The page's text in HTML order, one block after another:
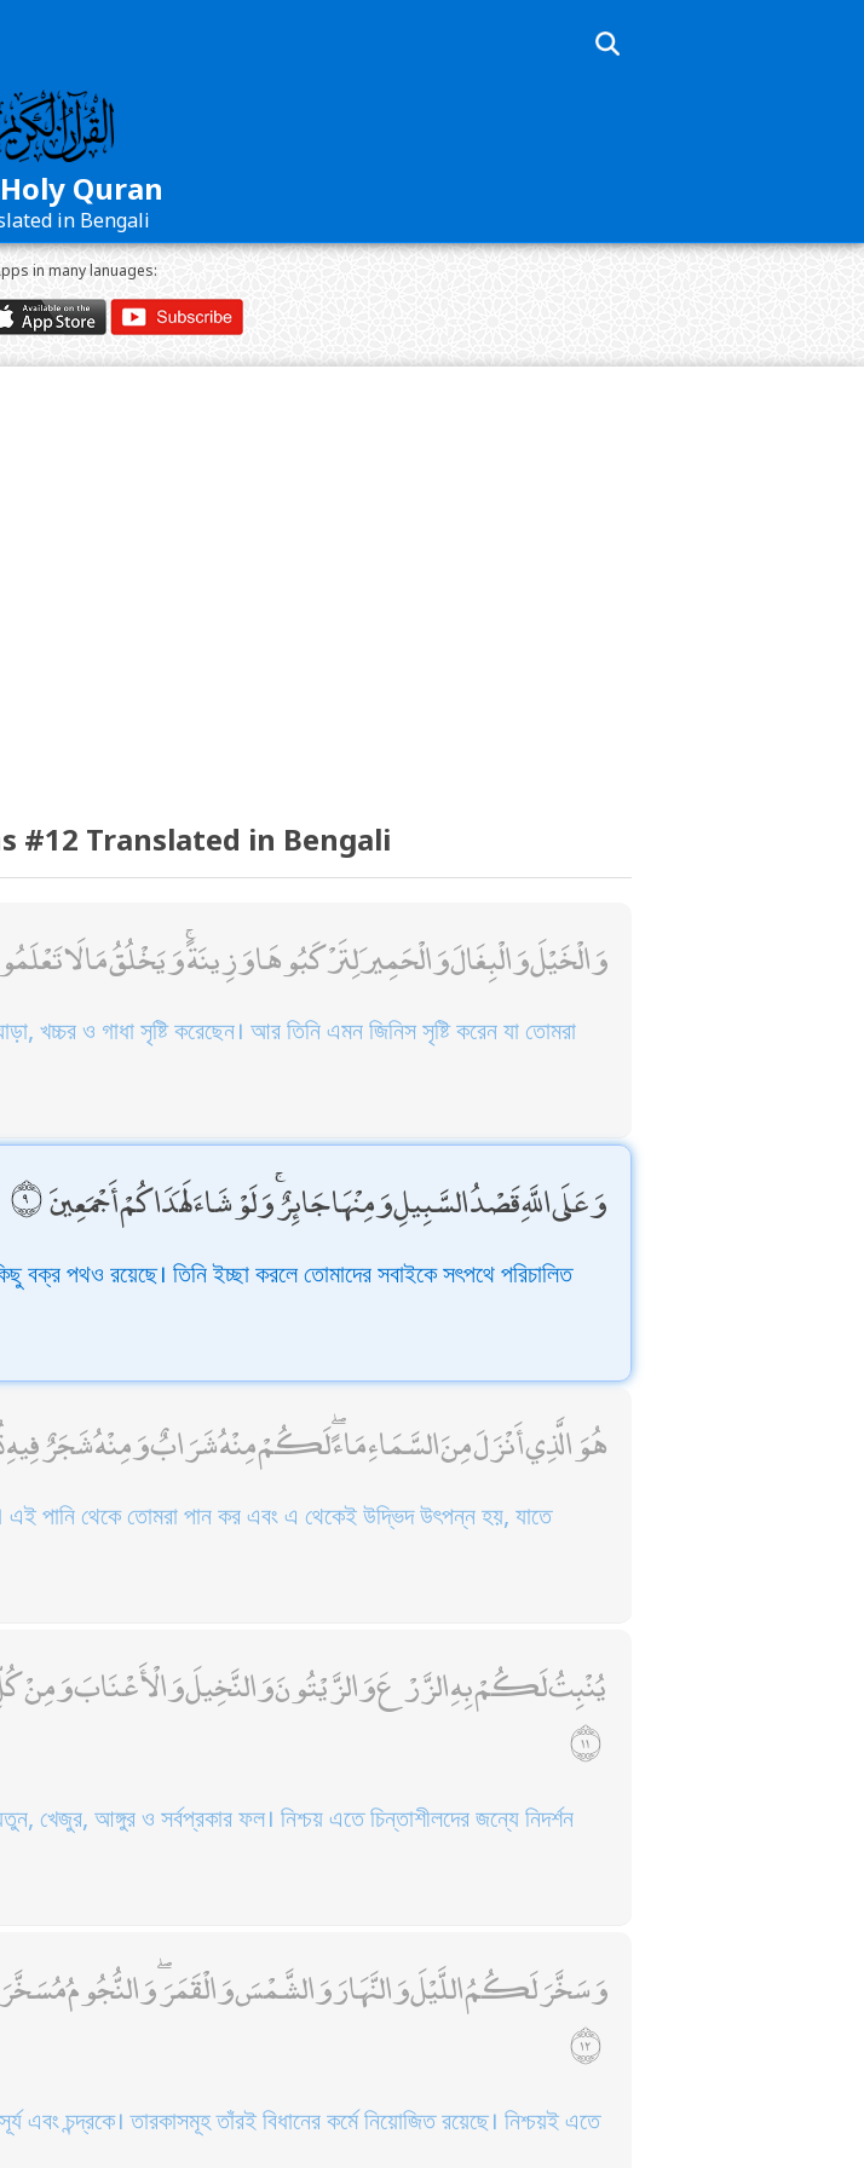
Quran
in Bengali
in many lanuages:
#12 Translated in Bengali
وَالْخَيْلَ وَالْبِغَالَ وَالْحَمِيرَ لِتَرْكَبُوهَا وَزِينَةً ۚ وَيَخْلُقُ مَا لَا
খচ্চর ও গাধা সৃষ্টি করেছেন। আর তিনি এমন জিনিস সৃষ্টি করেন যা তোমরা
وَعَلَى اللَّهِ قَصْدُ السَّبِيلِ وَمِنْهَا جَائِرٌ ۚ وَلَوْ شَاءَ لَهَدَاكُمْ أَجْمَعِينَ
পথও রয়েছে। তিনি ইচ্ছা করলে তোমাদের সবাইকে সৎপথে পরিচালিত
هُوَ الَّذِي أَنْزَلَ مِنَ السَّمَاءِ مَاءً ۖ لَكُمْ مِنْهُ شَرَابٌ وَمِنْهُ شَجَرٌ
এই পানি থেকে তোমরা পান কর এবং এ থেকেই উদ্ভিদ উৎপন্ন হয়, যাতে
يُنْبِتُ لَكُمْ بِهِ الزَّرْعَ وَالزَّيْتُونَ وَالنَّخِيلَ وَالْأَعْنَابَ وَمِنْ كُلِّ
খেজুর, আঙ্গুর ও সর্বপ্রকার ফল। নিশ্চয় এতে চিন্তাশীলদের জন্যে নিদর্শন
وَسَخَّرَ لَكُمُ اللَّيْلَ وَالنَّهَارَ وَالشَّمْسَ وَالْقَمَرَ ۖ وَالنُّجُومُ
এবং চন্দ্রকে। তারকাসমূহ তাঁরই বিধানের কর্মে নিয়োজিত রয়েছে। নিশ্চয়ই এতে